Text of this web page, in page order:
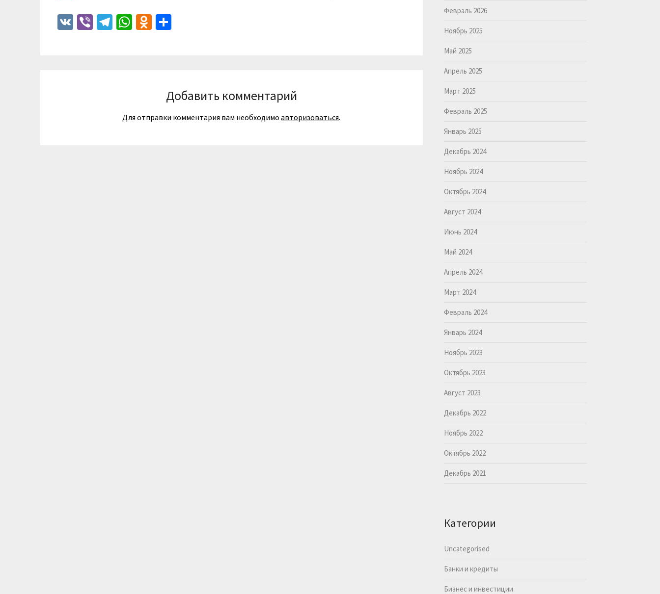
VK ViberTelegram
WhatsApp
Odnoklassniki
Добавить комментарий
Для отправки комментария вам необходимоавторизоваться.
Февраль 2026
Ноябрь 2025
Май 2025
Апрель 2025
Март 2025
Февраль 2025
Январь 2025
Декабрь 2024
Ноябрь 2024
Октябрь 2024
Август 2024
Июнь 2024
Май 2024
Апрель 2024
Март 2024
Февраль 2024
Январь 2024
Ноябрь 2023
Октябрь 2023
Август 2023
Декабрь 2022
Ноябрь 2022
Октябрь 2022
Декабрь 2021
Категории
Uncategorised
Банки и кредиты
Бизнес и инвестиции